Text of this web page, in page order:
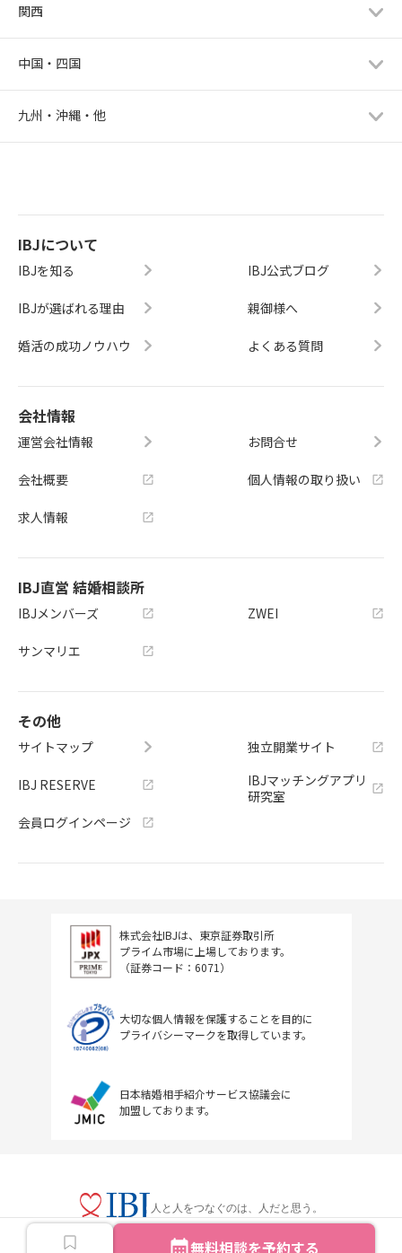
無料相談を予約する
関西
中国・四国
九州・沖縄・他
IBJについて
IBJを知る
IBJが選ばれる理由
婚活の成功ノウハウ
IBJ公式ブログ
親御様へ
よくある質問
会社情報
運営会社情報
会社概要
求人情報
お問合せ
個人情報の取り扱い
IBJ直営 結婚相談所
IBJメンバーズ
サンマリエ
ZWEI
その他
サイトマップ
IBJ RESERVE
会員ログインページ
独立開業サイト
IBJマッチングアプリ
研究室
株式会社IBJは、東京証券取引所
プライム市場に上場しております。
（証券コード：6071）
大切な個人情報を保護することを目的に
プライバシーマークを取得しています。
日本結婚相手紹介サービス協議会に
加盟しております。
人と人をつなぐのは、人だと思う。